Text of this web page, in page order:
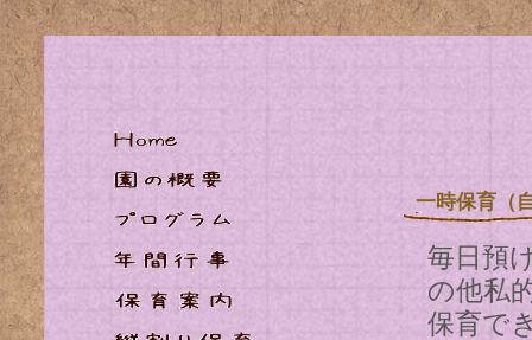
一時保育（
毎日預
の他私
保育で